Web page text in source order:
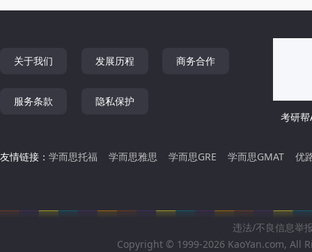
关于我们 发展历程 商务合作
服务条款
隐私保护
考研帮
友情链接： 学而思托福 学而思雅思 学而思GRE 学而思GMAT 优
违法/不良信息举
Copyright © 1999-2026 KaoYan.com, All